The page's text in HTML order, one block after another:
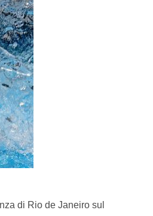
di Rio de Janeiro sul